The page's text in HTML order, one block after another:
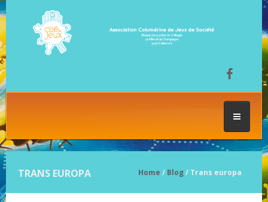
LES SÉANCES DE JEU
TRANS EUROPA Home / Blog/ Trans europa